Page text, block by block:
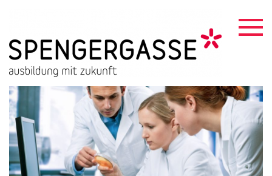
content
zukunft